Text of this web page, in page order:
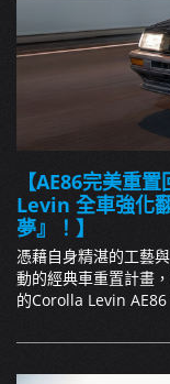
【AE86完美重
Levin 全車強化
夢』！】
憑藉自身精湛的工藝
動的經典車重置計畫
的Corolla Levin AE86